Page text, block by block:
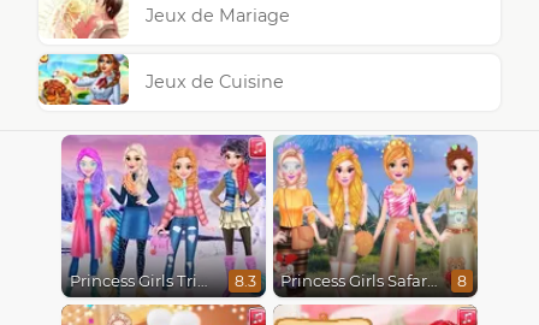
Jeux de Mariage
Jeux de Cuisine
Princess Girls Trip To Aspen 8.3 Princess Girls Safari Trip 8